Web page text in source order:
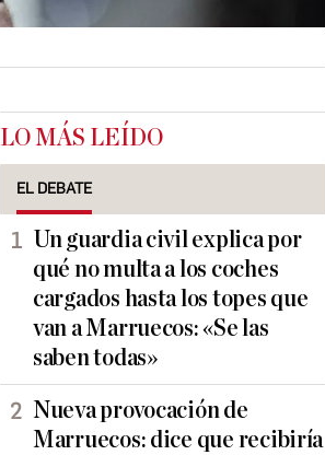
LO MÁS LEÍDO
EL DEBATE
Un guardia civil explica por
qué no multa a los coches
cargados hasta los topes que
van a Marruecos: «Se las
saben todas»
Nueva provocación de
Marruecos: dice que recibiría